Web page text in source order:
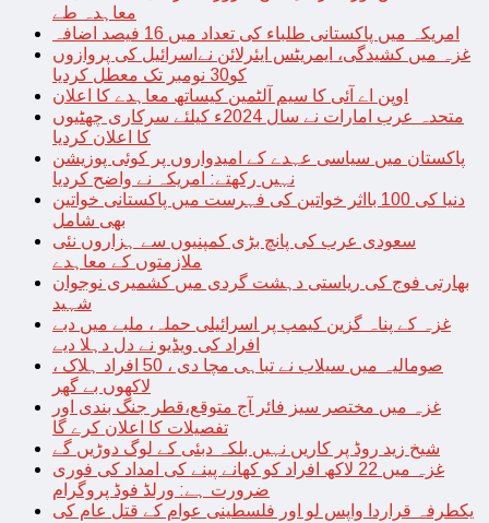
معاہدہ طے
امریکہ میں پاکستانی طلباء کی تعداد میں 16 فیصد اضافہ
غزہ میں کشیدگی، ایمریٹس ایئرلائن نےاسرائیل کی پروازوں
کو30 نومبر تک معطل کردیا
اوپن اے آئی کا سیم آلٹمین کیساتھ معاہدے کا اعلان
متحدہ عرب امارات نے سال 2024ء کیلئے سرکاری چھٹیوں
کا اعلان کردیا
پاکستان میں سیاسی عہدے کے امیدواروں پر کوئی پوزیشن
نہیں رکھتے: امریکہ نے واضح کردیا
دنیا کی 100 بااثر خواتین کی فہرست میں پاکستانی خواتین
بھی شامل
سعودی عرب کی پانچ بڑی کمپنیوں سے ہزاروں نئی
ملازمتوں کے معاہدے
بھارتی فوج کی ریاستی دہشت گردی میں کشمیری نوجوان
شہید
غزہ کے پناہ گزین کیمپ پر اسرائیلی حملہ، ملبے میں دبے
افراد کی ویڈیو نے دل دہلا دیے
صومالیہ میں سیلاب نے تباہی مچا دی ، 50 افراد ہلاک ،
لاکھوں بے گھر
غزہ میں مختصر سیز فائر آج متوقع،قطر جنگ بندی اور
تفصیلات کا اعلان کرے گا
شیخ زید روڈ پر کاریں نہیں بلکہ دبئی کے لوگ دوڑیں گے
غزہ میں 22 لاکھ افراد کو کھانے پینے کی امداد کی فوری
ضرورت ہے: ورلڈ فوڈ پروگرام
یکطرفہ قراردا واپس لو اور فلسطینی عوام کے قتل عام کی